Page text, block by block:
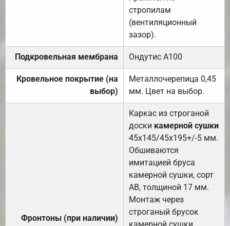
стропилам
(вентиляционный
зазор).
Подкровельная мембрана Ондутис А100
Кровельное покрытие (на
выбор)
Металлочерепица 0,45
мм. Цвет на выбор.
Фронтоны (при наличии)
Каркас из строганой
доски камерной сушки
45х145/45х195+/-5 мм.
Обшиваются
имитацией бруса
камерной сушки, сорт
АВ, толщиной 17 мм.
Монтаж через
строганый брусок